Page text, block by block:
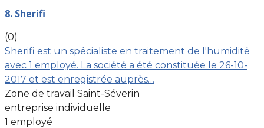
8. Sherifi
(0)
Sherifi est un spécialiste en traitement de l'humidité
avec 1 employé. La société a été constituée le 26-10-
2017 et est enregistrée auprès…
Zone de travail Saint-Séverin
entreprise individuelle
1 employé